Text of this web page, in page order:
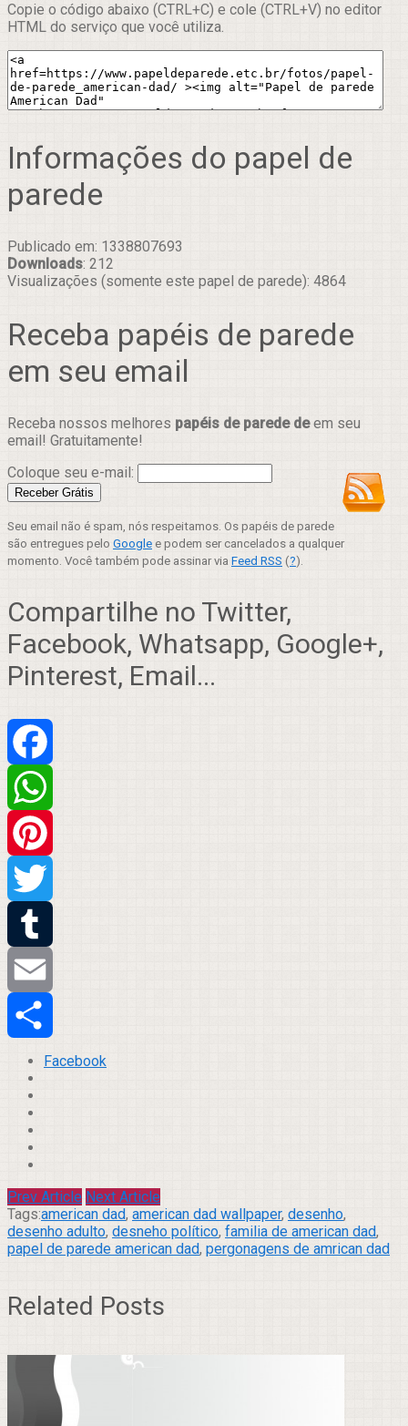
Copie o código abaixo (CTRL+C) e cole (CTRL+V) no editor
HTML do serviço que você utiliza.
Informações do papel de
parede
Publicado em: 1338807693
Downloads: 212
Visualizações (somente este papel de parede): 4864
Receba papéis de parede
em seu email
Receba nossos melhores papéis de parede deem seu
email! Gratuitamente!
Coloque seu e-mail:
Seu email não é spam, nós respeitamos. Os papéis de parede
são entregues pelo Google e podem ser cancelados a qualquer
momento. Você também pode assinar via Feed RSS (?).
Compartilhe no Twitter,
Facebook, Whatsapp, Google+,
Pinterest, Email...
Facebook
WhatsApp
Pinterest
Twitter
Tumblr
Email
Compartilhar
Facebook
Prev Article Next Article
Tags:american dad, american dad wallpaper, desenho,
desenho adulto, desneho político, familia de american dad,
papel de parede american dad, pergonagens de amrican dad
Related Posts